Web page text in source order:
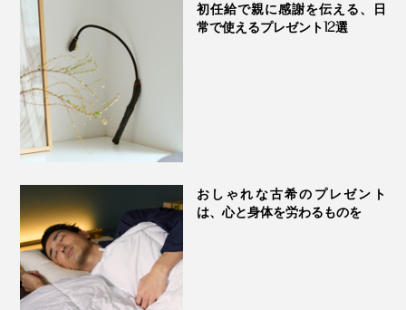
初任給で親に感謝を伝える、日
常で使えるプレゼント12選
おしゃれな古希のプレゼント
は、心と身体を労わるものを